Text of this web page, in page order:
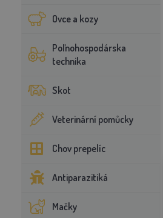
Ovce a kozy
Poľnohospodárska
technika
Skot
Veterinární pomůcky
Chov prepelíc
Antiparazitiká
Mačky